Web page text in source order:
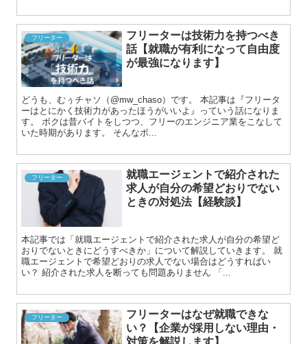
フリーター
フリーターは技術力を持つべき
話【就職が有利になって自由度
が最強になります】
どうも、むぅチャソ（@mw_chaso）です。 本記事は『フリータ
ーはとにかく技術力があったほうがいいよ』っていう話になりま
す。 ボクは昔バイトをしつつ、フリーのエンジニア業をこなして
いた時期があります。 そんなボ...
フリーター
就職エージェントで紹介された
求人が自分の希望どおりでない
ときの対処法【経験談】
本記事では「就職エージェントで紹介された求人が自分の希望ど
おりでないときにどうすべきか」について解説していきます。 就
職エージェントで希望どおりの求人でない場合はどうすればい
い？ 紹介された求人を断っても問題ありません 「...
フリーター
フリーターはなぜ就職できな
い？【企業が採用しない理由・
対策を解説します】